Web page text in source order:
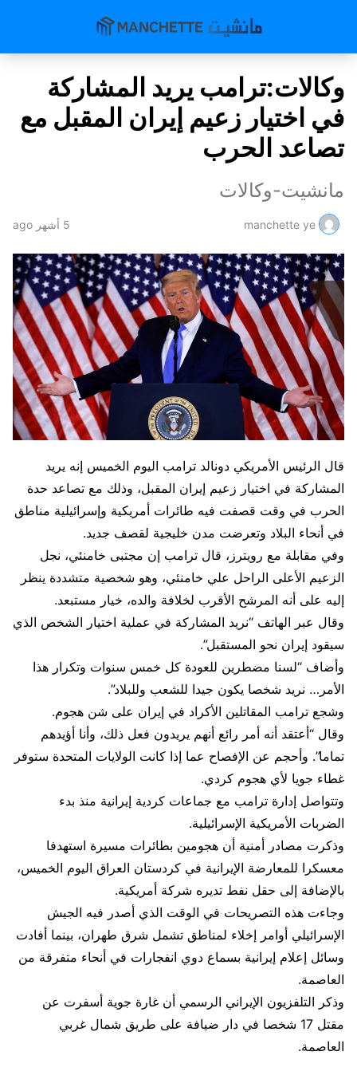
وكالات:ترامب يريد المشاركة
في اختيار زعيم إيران المقبل مع
تصاعد الحرب
مانشيت-وكالات
manchette ye 5 أشهر ago
قال الرئيس الأمريكي دونالد ترامب اليوم الخميس إنه يريد
المشاركة في اختيار زعيم إيران المقبل، وذلك مع تصاعد حدة
الحرب في وقت قصفت فيه طائرات أمريكية وإسرائيلية مناطق
في ​أنحاء البلاد وتعرضت مدن خليجية لقصف جديد.
وفي مقابلة مع رويترز، قال ترامب إن مجتبى خامنئي، نجل
الزعيم الأعلى الراحل علي خامنئي، وهو شخصية متشددة ينظر
إليه ‌على أنه المرشح الأقرب لخلافة والده، خيار مستبعد.
وقال عبر الهاتف “نريد المشاركة في عملية اختيار الشخص الذي
سيقود إيران نحو المستقبل”.
وأضاف “لسنا مضطرين للعودة كل خمس سنوات وتكرار هذا
الأمر… نريد شخصا يكون جيدا للشعب وللبلاد”.
وشجع ترامب المقاتلين الأكراد في إيران على شن هجوم.
وقال “أعتقد أنه أمر رائع أنهم يريدون فعل ذلك، وأنا أؤيدهم
تماما”. وأحجم عن الإفصاح عما إذا كانت الولايات المتحدة ستوفر
غطاء جويا لأي هجوم كردي.
وتتواصل إدارة ترامب مع جماعات كردية إيرانية منذ بدء
الضربات الأمريكية الإسرائيلية.
وذكرت ​مصادر أمنية أن هجومين بطائرات مسيرة استهدفا
معسكرا للمعارضة الإيرانية في كردستان العراق اليوم الخميس،
بالإضافة إلى حقل نفط تديره شركة أمريكية.
وجاءت هذه التصريحات في الوقت الذي أصدر فيه ​الجيش
الإسرائيلي أوامر إخلاء لمناطق تشمل شرق طهران، بينما أفادت
وسائل إعلام إيرانية بسماع دوي انفجارات في أنحاء متفرقة من
العاصمة.
وذكر التلفزيون الإيراني الرسمي ⁠أن غارة جوية أسفرت عن
مقتل 17 شخصا في دار ضيافة على طريق شمال غربي
العاصمة.